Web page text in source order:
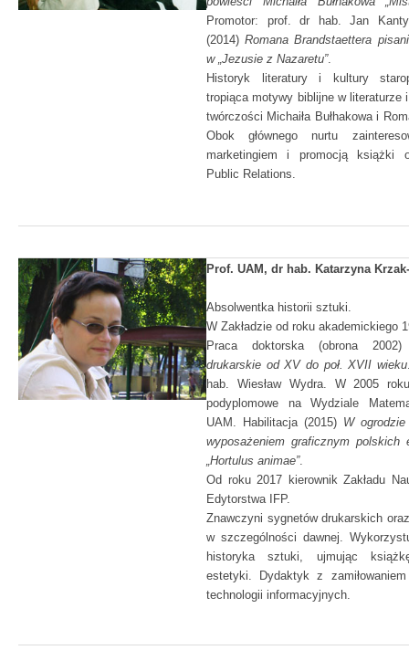
Promotor: prof. dr hab. Jan
(2014)Romana Brandstaettera
w „Jezusie z Nazaretu”.
Historyk literatury i kultury
tropiąca motywy biblijne w literaturze
twórczości Michaiła Bułhakowa i
Obok głównego nurtu
marketingiem i promocją książki
Public Relations.
Prof. UAM, dr hab. Katarzyna
Absolwentka historii sztuki.
W Zakładzie od roku akademickiego
Praca doktorska (obrona
drukarskie od XV do poł. XVII wieku
hab. Wiesław Wydra. W 2005
podyplomowe na Wydziale
UAM. Habilitacja (2015) W
wyposażeniem graficznym polskich
„Hortulus animae”.
Od roku 2017 kierownik Zakładu
Edytorstwa IFP.
Znawczyni sygnetów drukarskich
w szczególności dawnej.
historyka sztuki, ujmując
estetyki. Dydaktyk z
technologii informacyjnych.